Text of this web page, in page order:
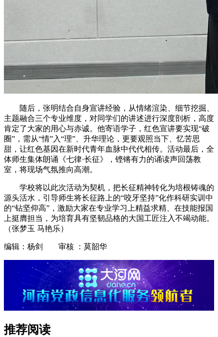
随后，张明结合自身宣讲经验，从情绪渲染、细节挖掘、
主题融合三个专业维度，对同学们的讲述进行深度剖析，高度
肯定了大家的用心与赤诚。他寄语学子，红色宣讲要实现“破
圈”，需从“情”入“理”、升华理论，更要观照当下、忆苦思
甜，让红色基因在新时代青年血脉中代代相传。活动最后，全
体师生集体朗诵《七律·长征》，铿锵有力的诵读声回荡教
室，将现场气氛推向高潮。
学校将以此次活动为契机，把长征精神转化为培根铸魂的
源头活水，引导师生将长征路上的“咬牙坚持”化作科研实训中
的“钻坚仰高”，激励大家在专业学习上精益求精、在技能报国
上挺膺担当，为培育具有坚韧品格的大国工匠注入不竭动能。
（张梦玉 马艳乐）
编辑：杨剑 审核 ：莫韶华
推荐阅读